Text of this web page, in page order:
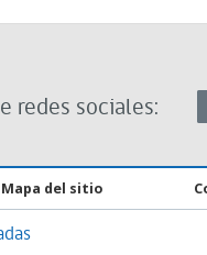
redes sociales:
Mapa del sitio